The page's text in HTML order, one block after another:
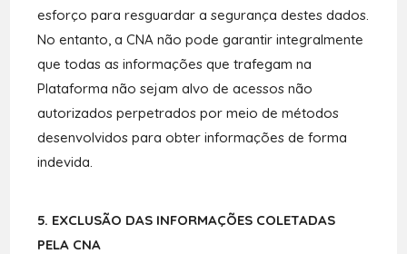
esforço para resguardar a segurança destes dados.
No entanto, a CNA não pode garantir integralmente
que todas as informações que trafegam na
Plataforma não sejam alvo de acessos não
autorizados perpetrados por meio de métodos
desenvolvidos para obter informações de forma
indevida.
5. EXCLUSÃO DAS INFORMAÇÕES COLETADAS
PELA CNA